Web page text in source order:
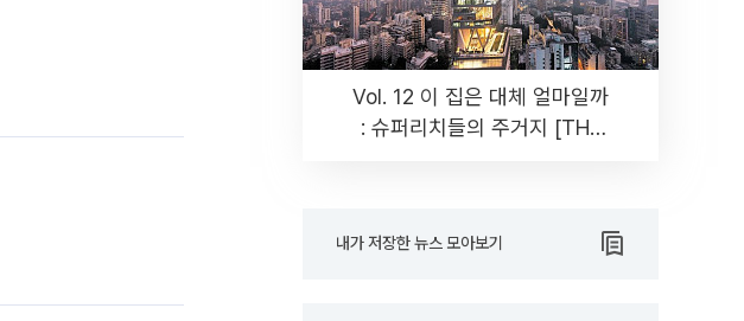
Vol. 12 이 집은 대체 얼마일까
: 슈퍼리치들의 주거지 [THE
내가 저장한 뉴스 모아보기